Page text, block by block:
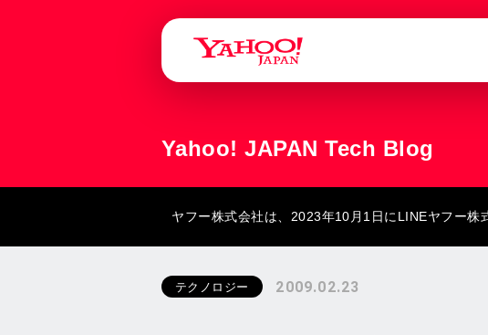
Yahoo! JAPAN Tech Blog
ヤフー株式会社は、2023年10月1日にLINEヤフー株
テクノロジー 2009.02.23